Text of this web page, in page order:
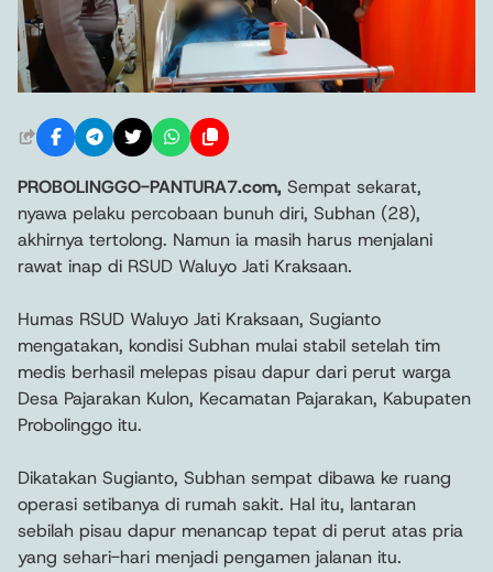
PROBOLINGGO-PANTURA7.com, Sempat sekarat,
nyawa pelaku percobaan bunuh diri, Subhan (28),
akhirnya tertolong. Namun ia masih harus menjalani
rawat inap di RSUD Waluyo Jati Kraksaan.
Humas RSUD Waluyo Jati Kraksaan, Sugianto
mengatakan, kondisi Subhan mulai stabil setelah tim
medis berhasil melepas pisau dapur dari perut warga
Desa Pajarakan Kulon, Kecamatan Pajarakan, Kabupaten
Probolinggo itu.
Dikatakan Sugianto, Subhan sempat dibawa ke ruang
operasi setibanya di rumah sakit. Hal itu, lantaran
sebilah pisau dapur menancap tepat di perut atas pria
yang sehari-hari menjadi pengamen jalanan itu.